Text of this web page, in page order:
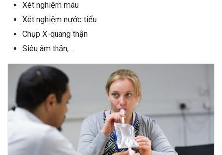
Xét nghiệm máu
Xét nghiệm nước tiểu
Chụp X-quang thận
Siêu âm thận,…